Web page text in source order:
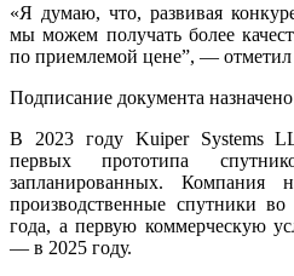
«Я думаю, что, развивая
мы можем получать более
по приемлемой цене”, —
Подписание документа назначено
В 2023 году Kuiper Systems
первых прототипа
запланированных. Компания
производственные спутники
года, а первую коммерческую
— в 2025 году.